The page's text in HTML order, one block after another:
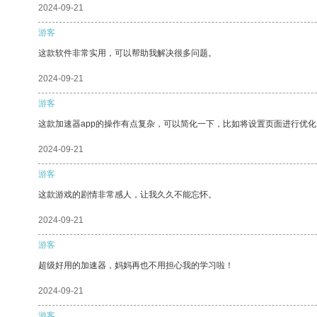
2024-09-21
游客
这款软件非常实用，可以帮助我解决很多问题。
2024-09-21
游客
这款加速器app的操作有点复杂，可以简化一下，比如将设置页面进行优
2024-09-21
游客
这款游戏的剧情非常感人，让我久久不能忘怀。
2024-09-21
游客
超级好用的加速器，妈妈再也不用担心我的学习啦！
2024-09-21